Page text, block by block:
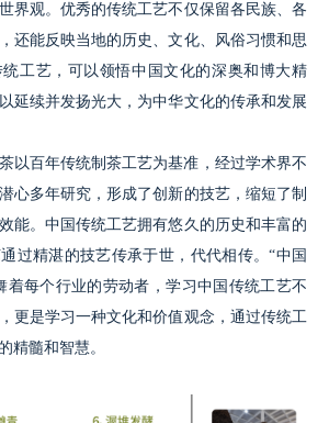
界观。优秀的传统工艺不仅保留各民族、各
还能反映当地的历史、文化、风俗习惯和思
工艺，可以领悟中国文化的深奥和博大精
延续并发扬光大，为中华文化的传承和发展
以百年传统制茶工艺为基准，经过学术界不
心多年研究，形成了创新的技艺，缩短了制
能。中国传统工艺拥有悠久的历史和丰富的
过精湛的技艺传承于世，代代相传。“中国
着每个行业的劳动者，学习中国传统工艺不
更是学习一种文化和价值观念，通过传统工
精髓和智慧。